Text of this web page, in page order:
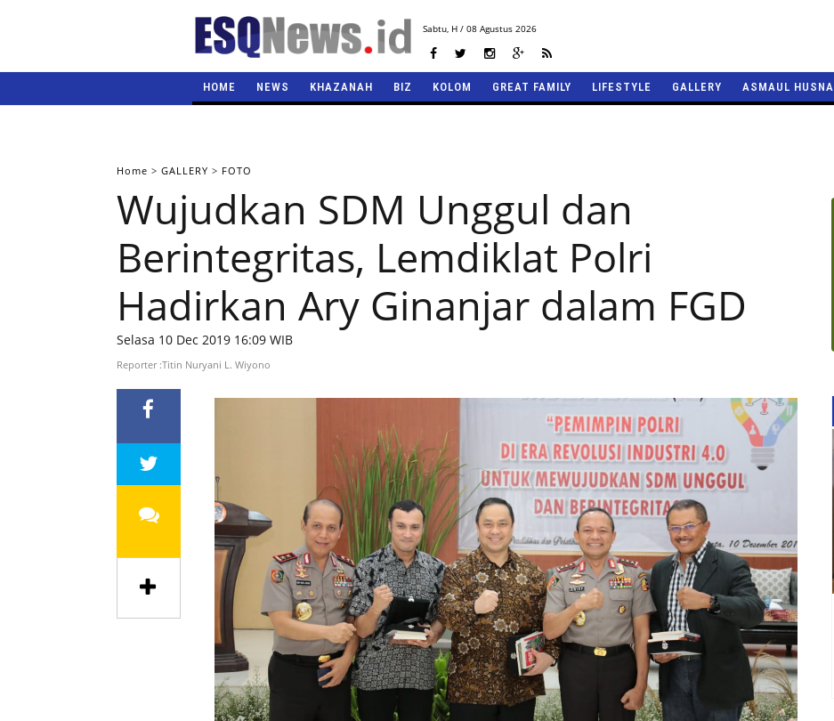
Sabtu,H / 08 Agustus 2026
HOME NEWS KHAZANAH BIZ KOLOM GREAT FAMILY LIFESTYLE GALLERY ASMAUL HUSNA
Home > GALLERY > FOTO
Wujudkan SDM Unggul dan
Berintegritas, Lemdiklat Polri
Hadirkan Ary Ginanjar dalam FGD
Selasa 10 Dec 2019 16:09 WIB
Reporter :Titin Nuryani L. Wiyono